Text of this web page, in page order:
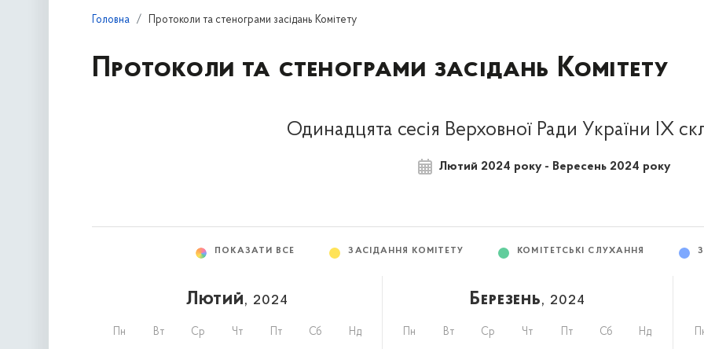
Головна Протоколи та стенограми засідань Комітету
Протоколи та стенограми засідань Комітету
Одинадцята сесія Верховної Ради України IX
Лютий 2024 року - Вересень 2024 року
ПОКАЗАТИ ВСЕ ЗАСІДАННЯ КОМІТЕТУ КОМІТЕТСЬКІ СЛУХАННЯ
Лютий, 2024
Пн Вт Ср Чт Пт Сб Нд
Березень, 2024
Пн Вт Ср Чт Пт Сб Нд